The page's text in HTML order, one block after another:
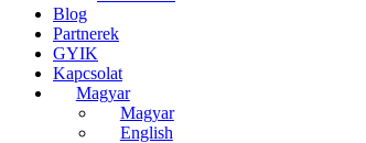
Blog
Partnerek
GYIK
Kapcsolat
Magyar
Magyar
English